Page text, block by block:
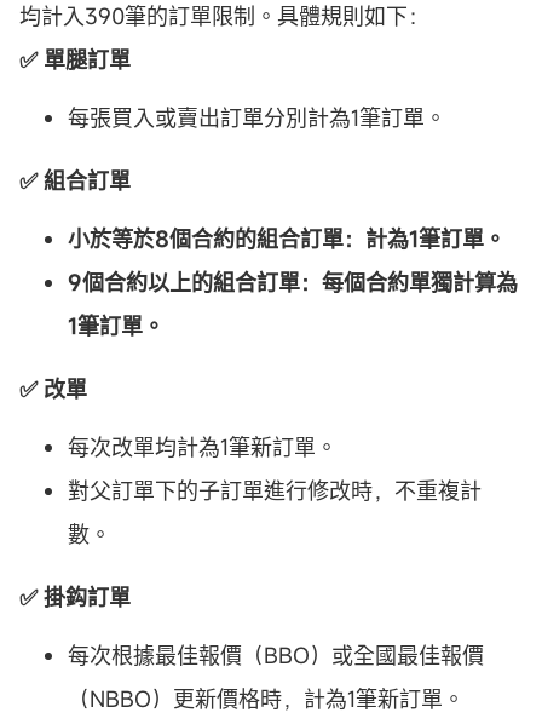
均計入390筆的訂單限制。具體規則如下：
✅ 單腿訂單
每張買入或賣出訂單分別計為1筆訂單。
✅ 組合訂單
小於等於8個合約的組合訂單：計為1筆訂單。
9個合約以上的組合訂單：每個合約單獨計算為
1筆訂單。
✅ 改單
每次改單均計為1筆新訂單。
對父訂單下的子訂單進行修改時，不重複計
數。
✅ 掛鈎訂單
每次根據最佳報價（BBO）或全國最佳報價
（NBBO）更新價格時，計為1筆新訂單。